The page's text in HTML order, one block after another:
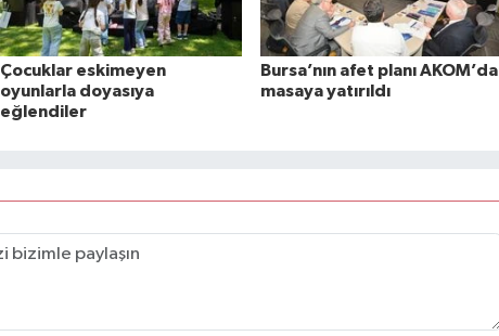
Çocuklar eskimeyen
oyunlarla doyasıya
eğlendiler
Bursa’nın afet planı AKOM’da
masaya yatırıldı